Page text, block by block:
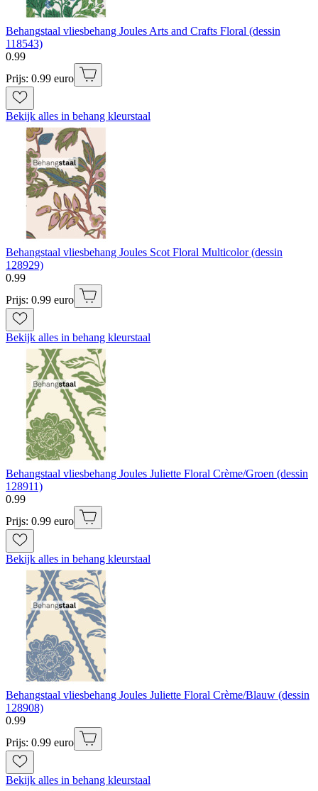
Behangstaal vliesbehang Joules Arts and Crafts Floral (dessin
118543)
0.99
Prijs: 0.99 euro
Bekijk alles in behang kleurstaal
Behangstaal vliesbehang Joules Scot Floral Multicolor (dessin
128929)
0.99
Prijs: 0.99 euro
Bekijk alles in behang kleurstaal
Behangstaal vliesbehang Joules Juliette Floral Crème/Groen (dessin
128911)
0.99
Prijs: 0.99 euro
Bekijk alles in behang kleurstaal
Behangstaal vliesbehang Joules Juliette Floral Crème/Blauw (dessin
128908)
0.99
Prijs: 0.99 euro
Bekijk alles in behang kleurstaal